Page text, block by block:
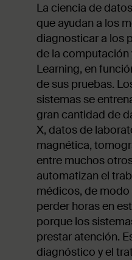
La ciencia de
que ayudan a los
diagnosticar a los
de la computación
Learning, en
de sus pruebas.
sistemas se
gran cantidad de
X, datos de
magnética,
entre muchos
automatizan el
médicos, de
perder horas en
porque los
prestar atención.
diagnóstico y el